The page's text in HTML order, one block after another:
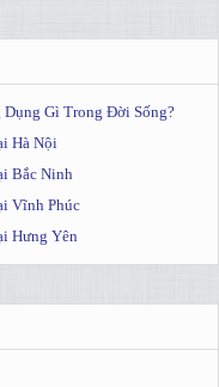
Gì Trong Đời Sống?
Hà Nội
Bắc Ninh
Vĩnh Phúc
Hưng Yên